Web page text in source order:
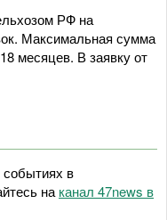
РФ на
Максимальная сумма
месяцев. В заявку от
в
на канал 47news в